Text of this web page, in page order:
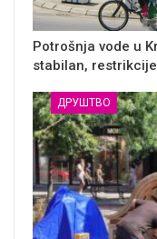
Potrošnja vode u
stabilan,
ДРУШТВО